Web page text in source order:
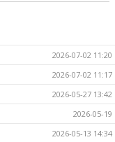
2026-07-02 11:20
2026-07-02 11:17
2026-05-27 13:42
2026-05-19
2026-05-13 14:34